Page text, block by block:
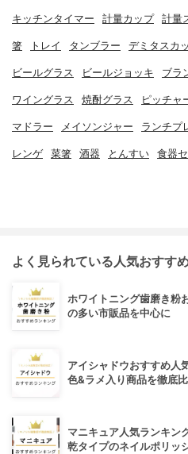
キッチンタイマー 計量カップ 計量
箸 トレイ タンブラー デミタスカ
ビールグラス ビールジョッキ ブラ
ワイングラス 焼酎グラス ピッチャ
マドラー メイソンジャー ランチプ
レンゲ 菜箸 酒器 とんすい 食器
よく見られている人気おすす
ホワイトニング歯磨き粉
の多い市販品を中心に
アイシャドウおすすめ人
色&ラメ入り商品を徹底比
マニキュア人気ランキン
乾タイプのネイルポリッ